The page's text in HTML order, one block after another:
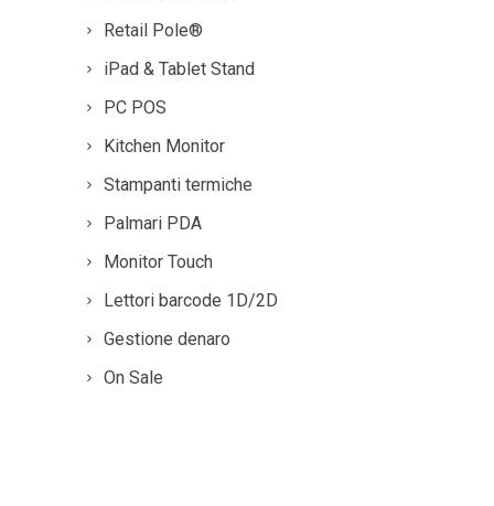
Retail Pole®
iPad & Tablet Stand
PC POS
Kitchen Monitor
Stampanti termiche
Palmari PDA
Monitor Touch
Lettori barcode 1D/2D
Gestione denaro
On Sale